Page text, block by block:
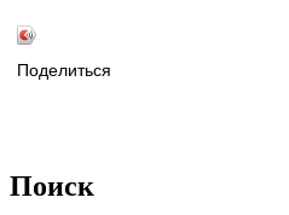
Поделиться
Поиск